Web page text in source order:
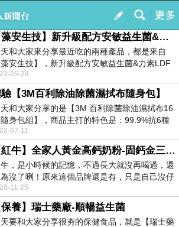
我的
訂閱
【藻安生技】新升級配方安敏益生菌&力素LDF均衡(奶香)隨身包
和大家來分享最近吃的兩種產品，都是來自
藻安生技】，新升級配方安敏益生菌&力素LDF
...
05-28
【3M百利除油除菌濕拭布隨身包】
和大家分享的是【3M 百利除菌除油濕拭布16
身包組】，商品主打的特色是：99.9%抗6種
...
07-11
【紅牛】全家人黃金高鈣奶粉-固鈣金三角配方
，是小時候的記憶，不過長大就沒再喝過，還
為沒了咧！原來這個品牌還是有，只是自己沒仔
😆 現...
11-25
保養】瑞士藥廠-順暢益生菌
要和大家分享很夯的保健食品，就是【瑞士藥